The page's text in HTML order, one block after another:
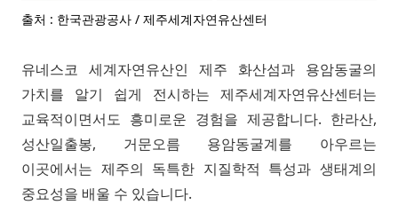
출처 : 한국관광공사 / 제주세계자연유산센터
유네스코 세계자연유산인 제주 화산섬과 용암동굴의
가치를 알기 쉽게 전시하는 제주세계자연유산센터는
교육적이면서도 흥미로운 경험을 제공합니다. 한라산,
성산일출봉, 거문오름 용암동굴계를 아우르는
이곳에서는 제주의 독특한 지질학적 특성과 생태계의
중요성을 배울 수 있습니다.